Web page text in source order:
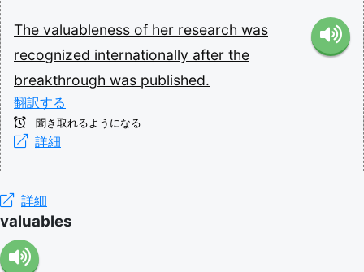
The valuableness of her research was
recognized internationally after the
breakthrough was published.
翻訳する
聞き取れるようになる
詳細
詳細
valuables